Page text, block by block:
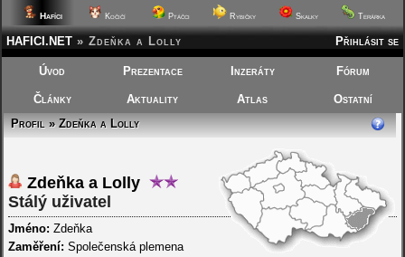
Hafíci Kočičí Ptáčci Rybičky Skalky Terárka
Přihlásit se
HAFICI.NET » Zdeňka a Lolly
Úvod Prezentace Inzeráty Fórum
Články Aktuality Atlas
Ostatní
Profil » Zdeňka a Lolly
Zdeňka a Lolly
Stálý uživatel
Jméno: Zdeňka
Zaměření: Společenská plemena